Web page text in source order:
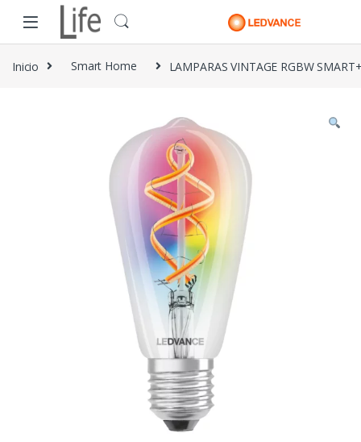
Skip to navigation
Skip to content
Inicio Smart Home LAMPARAS VINTAGE RGBW